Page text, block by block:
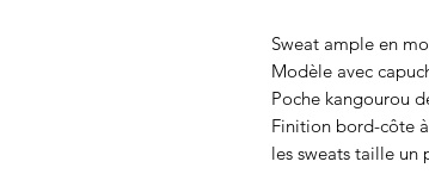
Sweat ample en
Modèle avec
Poche kangourou
Finition bord-côte
les sweats taille un